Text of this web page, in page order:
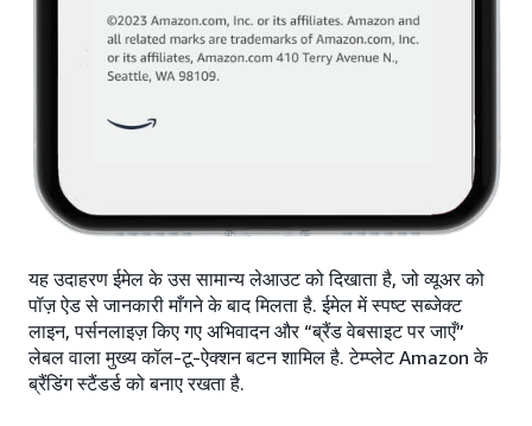
यह उदाहरण ईमेल के उस सामान्य लेआउट को दिखाता है, जो व्यूअर को
पॉज़ ऐड से जानकारी माँगने के बाद मिलता है. ईमेल में स्पष्ट सब्जेक्ट
लाइन, पर्सनलाइज़ किए गए अभिवादन और “ब्रैंड वेबसाइट पर जाएँ”
लेबल वाला मुख्य कॉल-टू-ऐक्शन बटन शामिल है. टेम्प्लेट Amazon के
ब्रैंडिंग स्टैंडर्ड को बनाए रखता है.